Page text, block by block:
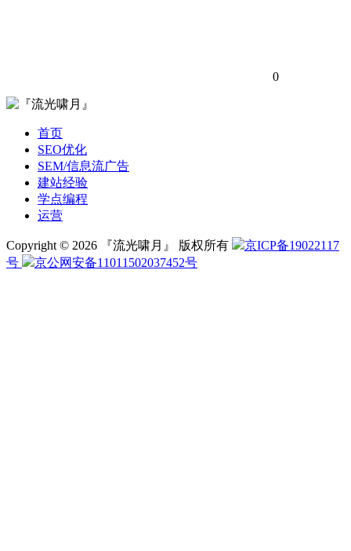
0
首页
SEO优化
SEM/信息流广告
建站经验
学点编程
运营
Copyright © 2026 『流光啸月』 版权所有
京ICP备19022117
号
京公网安备11011502037452号